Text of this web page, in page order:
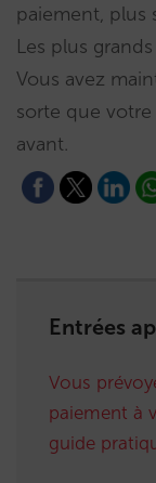
paiement, plus
Les plus
Vous avez
sorte que
avant.
Entrées
Vous
paiement à
guide